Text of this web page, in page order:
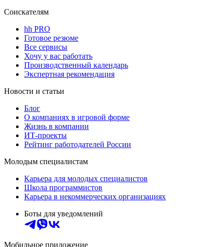
Соискателям
hh PRO
Готовое резюме
Все сервисы
Хочу у вас работать
Производственный календарь
Экспертная рекомендация
Новости и статьи
Блог
О компаниях в игровой форме
Жизнь в компании
ИТ-проекты
Рейтинг работодателей России
Молодым специалистам
Карьера для молодых специалистов
Школа программистов
Карьера в некоммерческих организациях
Боты для уведомлений
Мобильное приложение